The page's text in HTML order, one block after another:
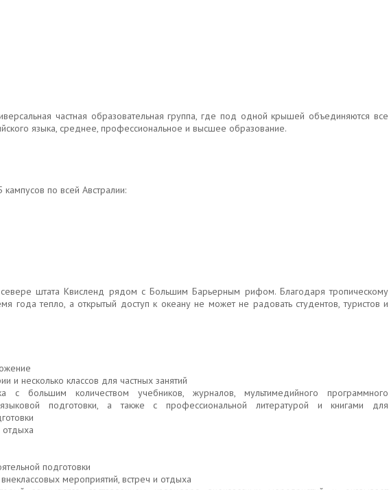
частная образовательная группа, где под одной крышей объединяются все
языка, среднее, профессиональное и высшее образование.
по всей Австралии:
штата Квисленд рядом с Большим Барьерным рифом. Благодаря тропическому
года тепло, а открытый доступ к океану не может не радовать студентов, туристов и
и несколько классов для частных занятий
с большим количеством учебников, журналов, мультимедийного программного
подготовки, а также с профессиональной литературой и книгами для
подготовки
мероприятий, встреч и отдыха